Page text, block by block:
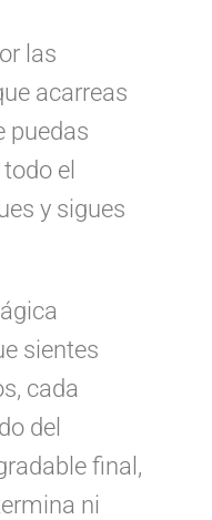
las
acarreas
puedas
el
y sigues
sientes
cada
del
final,
ni